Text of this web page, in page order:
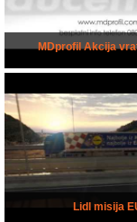
MDprofil Akcija
Lidl misija